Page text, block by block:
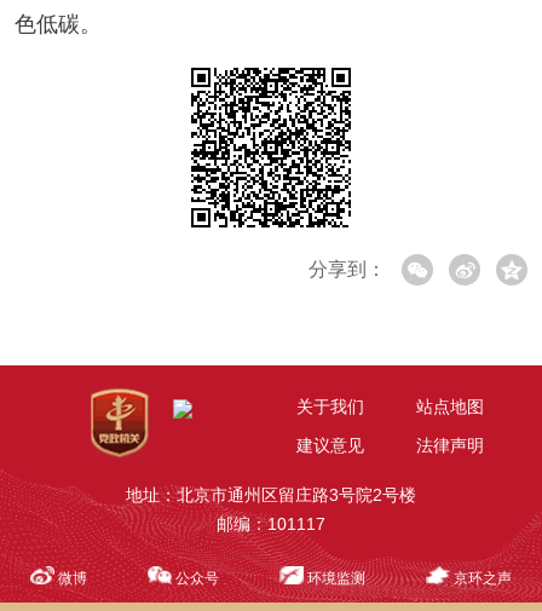
色低碳。
分享到：
关于我们
站点地图
建议意见
法律声明
地址：北京市通州区留庄路3号院2号楼
邮编：101117
微博 公众号 环境监测 京环之声